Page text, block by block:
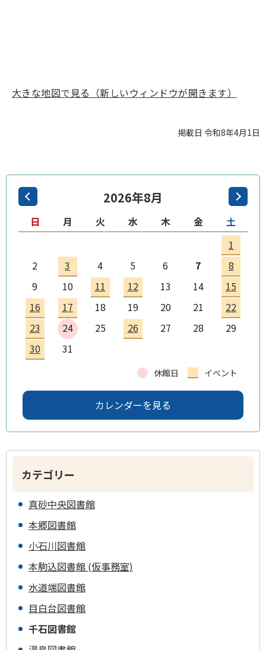
大きな地図で見る（新しいウィンドウが開きます）
掲載日 令和8年4月1日
2026年8月
日 月 火 水 木 金
土
1
2
3 4 5 6 7
8
9
10 11 12 13 14
15
16
17 18 19 20 21
22
23
24 25 26 27 28
29
30
31
休館日 イベント
カレンダーを見る
カテゴリー
真砂中央図書館
本郷図書館
小石川図書館
本駒込図書館 (仮事務室)
水道端図書館
目白台図書館
千石図書館